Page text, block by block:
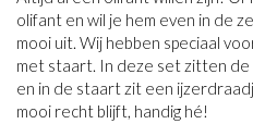
olifant en wil je hem even in de
mooi uit. Wij hebben speciaal
met staart. In deze set zitten
en in de staart zit een
mooi recht blijft, handig hé!